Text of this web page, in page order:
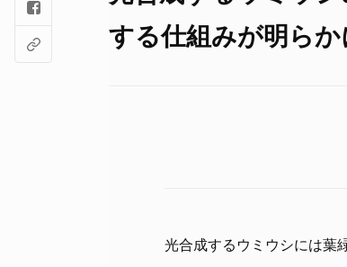
する仕組みが明らか
光合成するウミウシには葉